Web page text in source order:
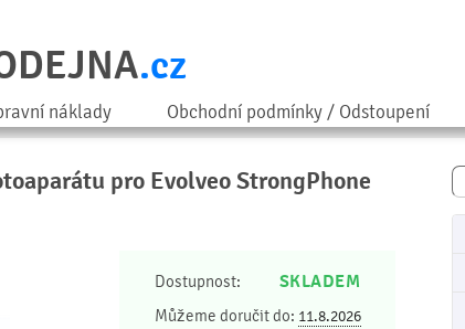
.cz
náklady Obchodní podmínky / Odstoupení
pro Evolveo StrongPhone
Dostupnost: SKLADEM
Můžeme doručit do: 11.8.2026